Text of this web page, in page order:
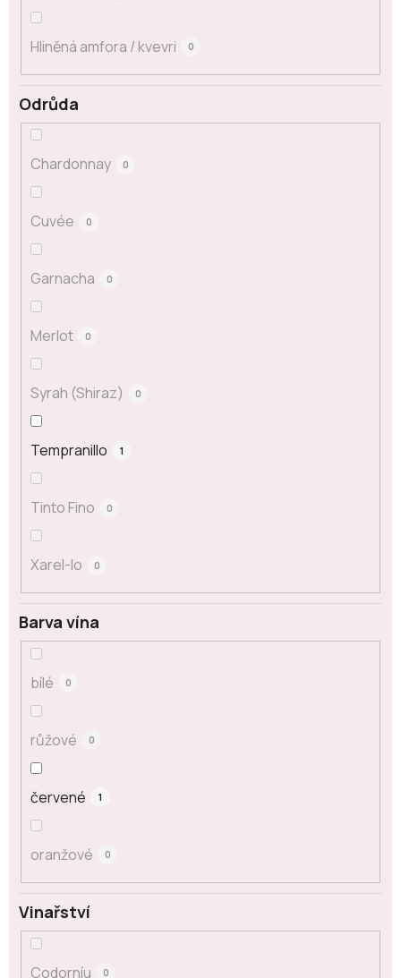
Odrůda
Chardonnay 0
Cuvée 0
Garnacha 0
Merlot 0
Syrah (Shiraz) 0
Tempranillo 1
Tinto Fino 0
Xarel-lo 0
Barva vína
bílé 0
růžové 0
červené 1
oranžové 0
Vinařství
Codorníu 0
Hliněná amfora / kvevri 0